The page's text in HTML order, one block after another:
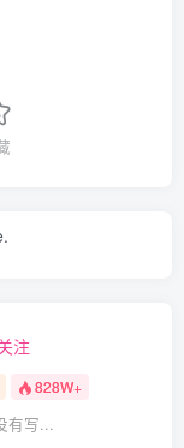
注
828W+
有写...